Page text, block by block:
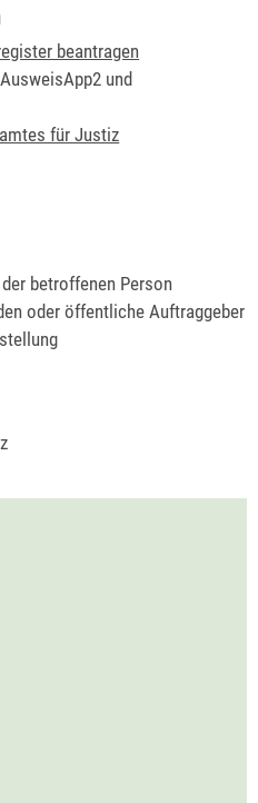
beantragen
und
für Justiz
betroffenen Person
oder öffentliche Auftraggeber